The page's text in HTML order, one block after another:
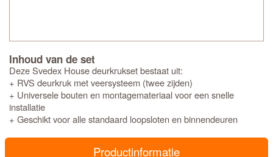
Inhoud van de set
Deze Svedex House deurkrukset bestaat uit:
+ RVS deurkruk met veersysteem (twee zijden)
+ Universele bouten en montagemateriaal voor een snelle
installatie
+ Geschikt voor alle standaard loopsloten en binnendeuren
Productinformatie